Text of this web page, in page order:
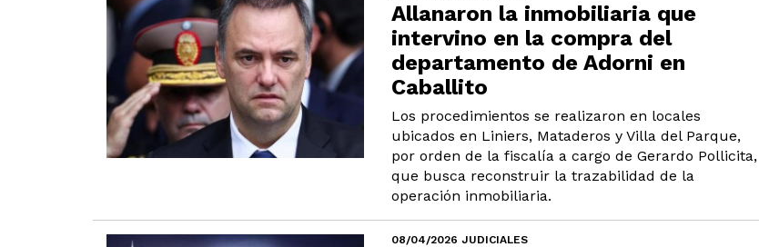
Allanaron la inmobiliaria que
intervino en la compra del
departamento de Adorni en
Caballito
Los procedimientos se realizaron en locales
ubicados en Liniers, Mataderos y Villa del Parque,
por orden de la fiscalía a cargo de Gerardo Pollicita,
que busca reconstruir la trazabilidad de la
operación inmobiliaria.
08/04/2026 JUDICIALES